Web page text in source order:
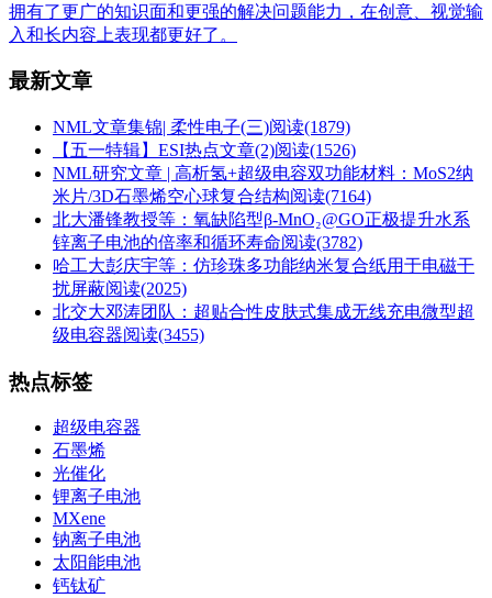
拥有了更广的知识面和更强的解决问题能力，在创意、视觉输
入和长内容上表现都更好了。
最新文章
NML文章集锦| 柔性电子(三)阅读(1879)
【五一特辑】ESI热点文章(2)阅读(1526)
NML研究文章 | 高析氢+超级电容双功能材料：MoS2纳
米片/3D石墨烯空心球复合结构阅读(7164)
北大潘锋教授等：氧缺陷型β-MnO₂@GO正极提升水系
锌离子电池的倍率和循环寿命阅读(3782)
哈工大彭庆宇等：仿珍珠多功能纳米复合纸用于电磁干
扰屏蔽阅读(2025)
北交大邓涛团队：超贴合性皮肤式集成无线充电微型超
级电容器阅读(3455)
热点标签
超级电容器
石墨烯
光催化
锂离子电池
MXene
钠离子电池
太阳能电池
钙钛矿